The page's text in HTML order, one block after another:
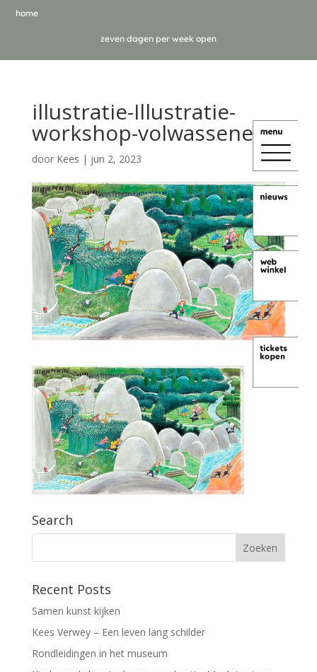
home
zeven dagen per week open
illustratie-Illustratie-
workshop-volwassenen
door Kees | jun 2, 2023
Search
Recent Posts
Samen kunst kijken
Kees Verwey – Een leven lang schilder
Rondleidingen in het museum